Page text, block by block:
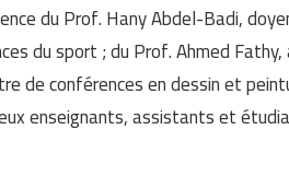
du Prof. Hany Abdel-Badi,
du sport ; du Prof. Ahmed
de conférences en dessin et
enseignants, assistants et